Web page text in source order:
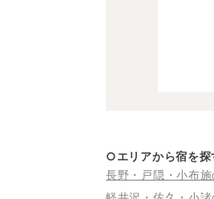
○エリアから宿を探
長野・戸隠・小布施